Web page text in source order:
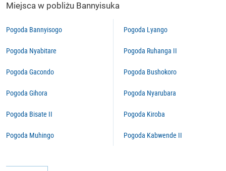
Miejsca w pobliżu Bannyisuka
Pogoda Bannyisogo
Pogoda Nyabitare
Pogoda Gacondo
Pogoda Gihora
Pogoda Bisate II
Pogoda Muhingo
Pogoda Lyango
Pogoda Ruhanga II
Pogoda Bushokoro
Pogoda Nyarubara
Pogoda Kiroba
Pogoda Kabwende II